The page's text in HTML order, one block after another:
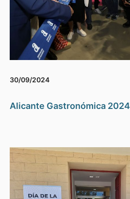
30/09/2024
Alicante Gastronómica 2024